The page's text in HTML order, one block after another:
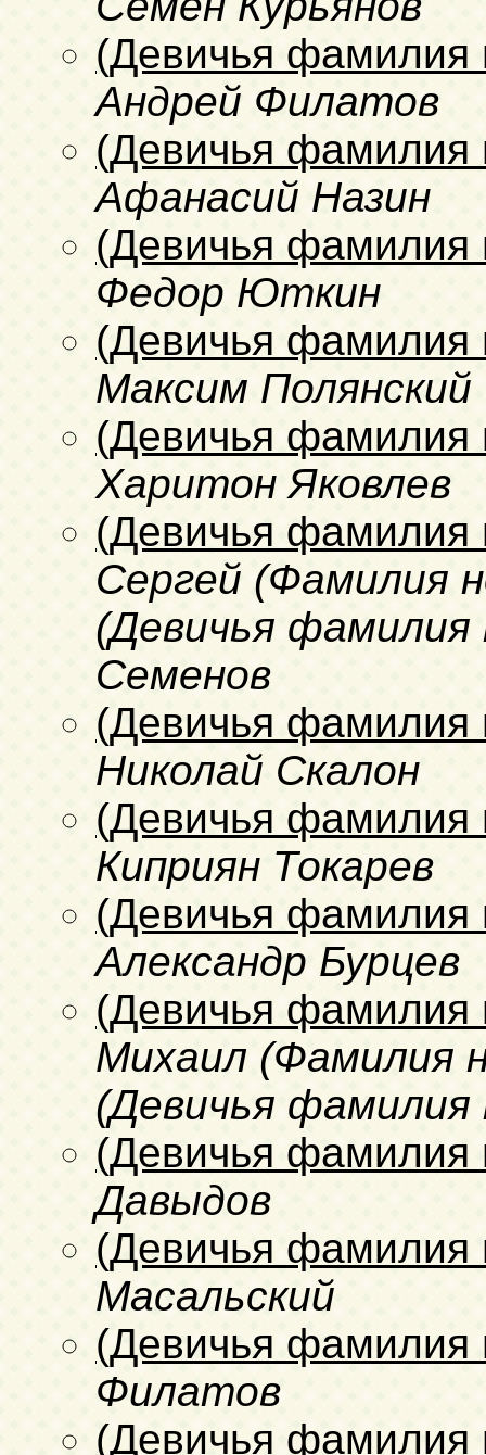
(Девичья фамилия
Андрей Филатов
(Девичья фамилия
Афанасий Назин
(Девичья фамилия
Федор Юткин
(Девичья фамилия
Максим Полянский
(Девичья фамилия
Харитон Яковлев
(Девичья фамилия
Сергей (Фамилия
(Девичья фамилия
Семенов
(Девичья фамилия
Николай Скалон
(Девичья фамилия
Киприян Токарев
(Девичья фамилия
Александр Бурцев
(Девичья фамилия
Михаил (Фамилия
(Девичья фамилия
(Девичья фамилия
Давыдов
(Девичья фамилия
Масальский
(Девичья фамилия
Филатов
(Девичья фамилия